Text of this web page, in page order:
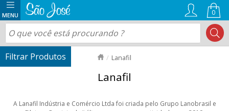
0
Lanafil
Lanafil
A Lanafil Indústria e Comércio Ltda foi criada pelo Grupo Lanobrasil e